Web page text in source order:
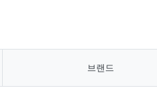
브랜드